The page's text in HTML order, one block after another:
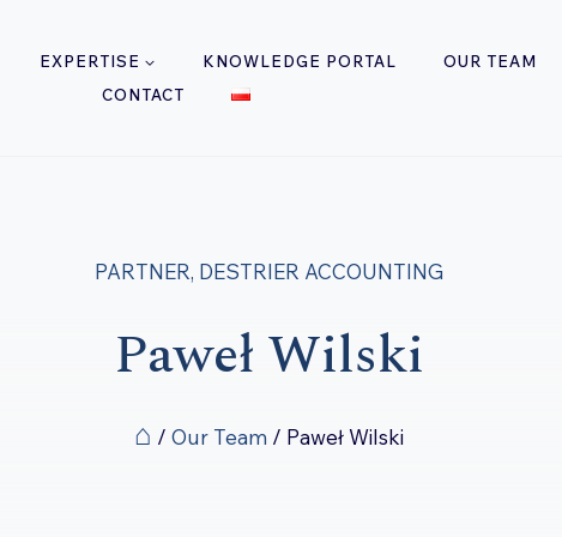
EXPERTISE KNOWLEDGE PORTAL
OUR TEAM
CONTACT
PARTNER, DESTRIER ACCOUNTING
Paweł Wilski
⌂ / Our Team / Paweł Wilski